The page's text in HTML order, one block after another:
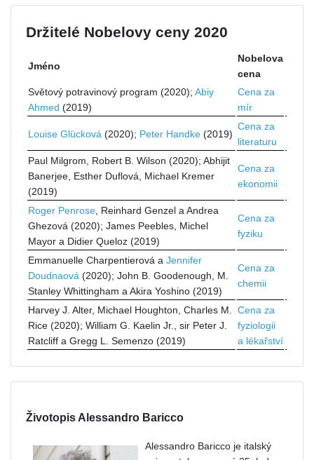
Držitelé Nobelovy ceny 2020
Jméno
Nobelova
cena
Světový potravinový program (2020); Abiy
Ahmed (2019)
Cena za
mír
Louise Glücková (2020); Peter Handke (2019)
Cena za
literaturu
Paul Milgrom, Robert B. Wilson (2020); Abhijit
Banerjee, Esther Duflová, Michael Kremer
(2019)
Cena za
ekonomii
Roger Penrose , Reinhard Genzel a Andrea
Ghezová (2020); James Peebles, Michel
Mayor a Didier Queloz (2019)
Cena za
fyziku
Emmanuelle Charpentierová a Jennifer
Doudnaová (2020); John B. Goodenough, M.
Stanley Whittingham a Akira Yoshino (2019)
Cena za
chemii
Harvey J. Alter, Michael Houghton, Charles M.
Rice (2020); William G. Kaelin Jr., sir Peter J.
Ratcliff a Gregg L. Semenzo (2019)
Cena za
fyziologii
a lékařství
Životopis Alessandro Baricco
Alessandro Baricco je italský